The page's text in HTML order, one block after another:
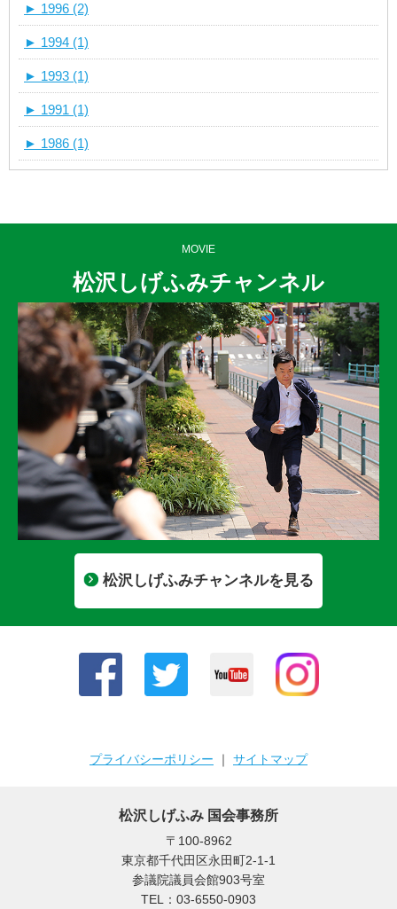
► 1996 (2)
► 1994 (1)
► 1993 (1)
► 1991 (1)
► 1986 (1)
MOVIE
松沢しげふみチャンネル
松沢しげふみチャンネルを見る
プライバシーポリシー ｜ サイトマップ
松沢しげふみ 国会事務所
〒100-8962
東京都千代田区永田町2-1-1
参議院議員会館903号室
TEL：03-6550-0903